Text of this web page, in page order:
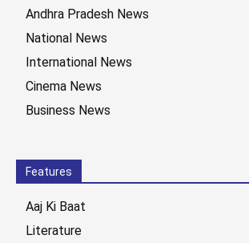
Andhra Pradesh News
National News
International News
Cinema News
Business News
Features
Aaj Ki Baat
Literature